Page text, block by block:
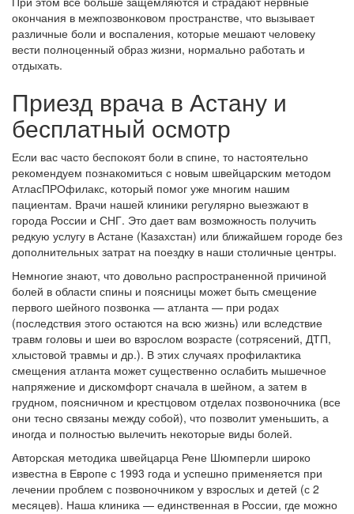
окончания в межпозвонковом пространстве, что вызывает
различные боли и воспаления, которые мешают человеку
вести полноценный образ жизни, нормально работать и
отдыхать.
Приезд врача в Астану и
бесплатный осмотр
Если вас часто беспокоят боли в спине, то настоятельно
рекомендуем познакомиться с новым швейцарским методом
АтласПРОфилакс, который помог уже многим нашим
пациентам. Врачи нашей клиники регулярно выезжают в
города России и СНГ. Это дает вам возможность получить
редкую услугу в Астане (Казахстан) или ближайшем городе без
дополнительных затрат на поездку в наши столичные центры.
Немногие знают, что довольно распространенной причиной
болей в области спины и поясницы может быть смещение
первого шейного позвонка — атланта — при родах
(последствия этого остаются на всю жизнь) или вследствие
травм головы и шеи во взрослом возрасте (сотрясений, ДТП,
хлыстовой травмы и др.). В этих случаях профилактика
смещения атланта может существенно ослабить мышечное
напряжение и дискомфорт сначала в шейном, а затем в
грудном, поясничном и крестцовом отделах позвоночника (все
они тесно связаны между собой), что позволит уменьшить, а
иногда и полностью вылечить некоторые виды болей.
Авторская методика швейцарца Рене Шюмперли широко
известна в Европе с 1993 года и успешно применяется при
лечении проблем с позвоночником у взрослых и детей (с 2
месяцев). Наша клиника — единственная в России, где можно